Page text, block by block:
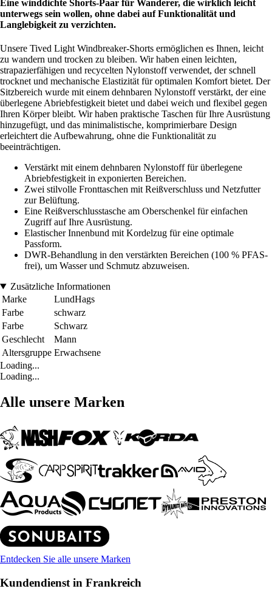
Eine winddichte Shorts-Paar für Wanderer, die wirklich leicht
unterwegs sein wollen, ohne dabei auf Funktionalität und
Langlebigkeit zu verzichten.
Unsere Tived Light Windbreaker-Shorts ermöglichen es Ihnen, leicht
zu wandern und trocken zu bleiben. Wir haben einen leichten,
strapazierfähigen und recycelten Nylonstoff verwendet, der schnell
trocknet und mechanische Elastizität für optimalen Komfort bietet. Der
Sitzbereich wurde mit einem dehnbaren Nylonstoff verstärkt, der eine
überlegene Abriebfestigkeit bietet und dabei weich und flexibel gegen
Ihren Körper bleibt. Wir haben praktische Taschen für Ihre Ausrüstung
hinzugefügt, und das minimalistische, komprimierbare Design
erleichtert die Aufbewahrung, ohne die Funktionalität zu
beeinträchtigen.
Verstärkt mit einem dehnbaren Nylonstoff für überlegene
Abriebfestigkeit in exponierten Bereichen.
Zwei stilvolle Fronttaschen mit Reißverschluss und Netzfutter
zur Belüftung.
Eine Reißverschlusstasche am Oberschenkel für einfachen
Zugriff auf Ihre Ausrüstung.
Elastischer Innenbund mit Kordelzug für eine optimale
Passform.
DWR-Behandlung in den verstärkten Bereichen (100 % PFAS-
frei), um Wasser und Schmutz abzuweisen.
Zusätzliche Informationen
Marke
LundHags
Farbe
schwarz
Farbe
Schwarz
Geschlecht
Mann
Altersgruppe Erwachsene
Loading...
Loading...
Alle unsere Marken
Entdecken Sie alle unsere Marken
Kundendienst in Frankreich